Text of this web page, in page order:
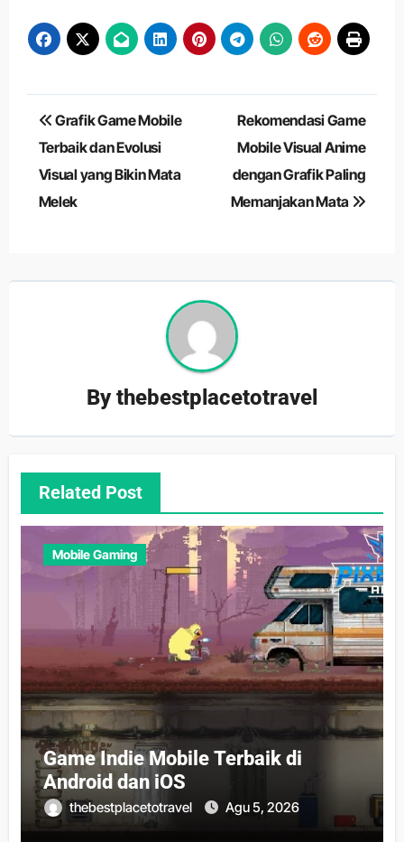
Navigasi
pos
Grafik Game Mobile
Terbaik dan Evolusi
Visual yang Bikin Mata
Melek
Rekomendasi Game
Mobile Visual Anime
dengan Grafik Paling
Memanjakan Mata
Bythebestplacetotravel
Related Post
Mobile Gaming
Game Indie Mobile Terbaik di
Android dan iOS
thebestplacetotravel Agu 5, 2026